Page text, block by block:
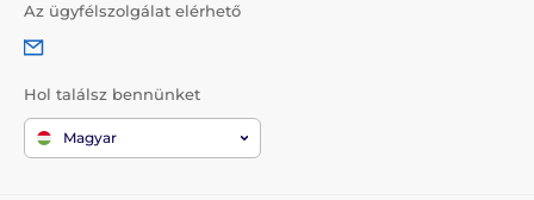
Az ügyfélszolgálat elérhető
Hol találsz bennünket
Magyar